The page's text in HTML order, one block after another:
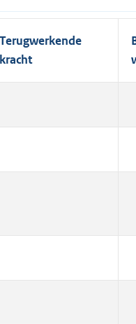
n
k
l
i
Terugwerkende
kracht